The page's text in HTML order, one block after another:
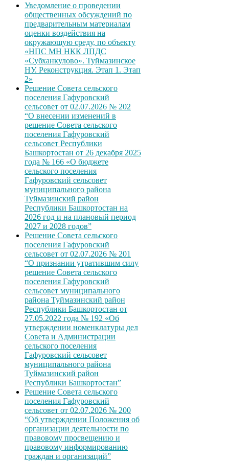
Уведомление о проведении
общественных обсуждений по
предварительным материалам
оценки воздействия на
окружающую среду, по объекту
«НПС МН НКК ЛПДС
«Субханкулово». Туймазинское
НУ. Реконструкция. Этап 1. Этап
2»
Решение Совета сельского
поселения Гафуровский
сельсовет от 02.07.2026 № 202
“О внесении изменений в
решение Совета сельского
поселения Гафуровский
сельсовет Республики
Башкортостан от 26 декабря 2025
года № 166 «О бюджете
сельского поселения
Гафуровский сельсовет
муниципального района
Туймазинский район
Республики Башкортостан на
2026 год и на плановый период
2027 и 2028 годов”
Решение Совета сельского
поселения Гафуровский
сельсовет от 02.07.2026 № 201
“О признании утратившим силу
решение Совета сельского
поселения Гафуровский
сельсовет муниципального
района Туймазинский район
Республики Башкортостан от
27.05.2022 года № 192 «Об
утверждении номенклатуры дел
Совета и Администрации
сельского поселения
Гафуровский сельсовет
муниципального района
Туймазинский район
Республики Башкортостан”
Решение Совета сельского
поселения Гафуровский
сельсовет от 02.07.2026 № 200
“Об утверждении Положения об
организации деятельности по
правовому просвещению и
правовому информированию
граждан и организаций”